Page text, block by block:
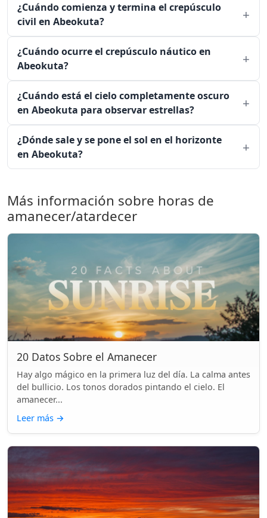
¿Cuándo comienza y termina el crepúsculo
civil en Abeokuta?
¿Cuándo ocurre el crepúsculo náutico en
Abeokuta?
¿Cuándo está el cielo completamente oscuro
en Abeokuta para observar estrellas?
¿Dónde sale y se pone el sol en el horizonte
en Abeokuta?
Más información sobre horas de
amanecer/atardecer
20 Datos Sobre el Amanecer
Hay algo mágico en la primera luz del día. La calma antes
del bullicio. Los tonos dorados pintando el cielo. El
amanecer...
Leer más →